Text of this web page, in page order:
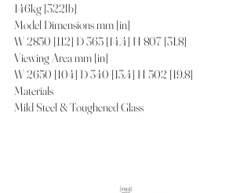
146kg [322lb]
Model Dimensions mm [in]
W 2850 [112] D 365 [14.4] H 807 [31.8]
Viewing Area mm [in]
W 2650 [104] D 340 [13.4] H 502 [19.8]
Materials
Mild Steel & Toughened Glass